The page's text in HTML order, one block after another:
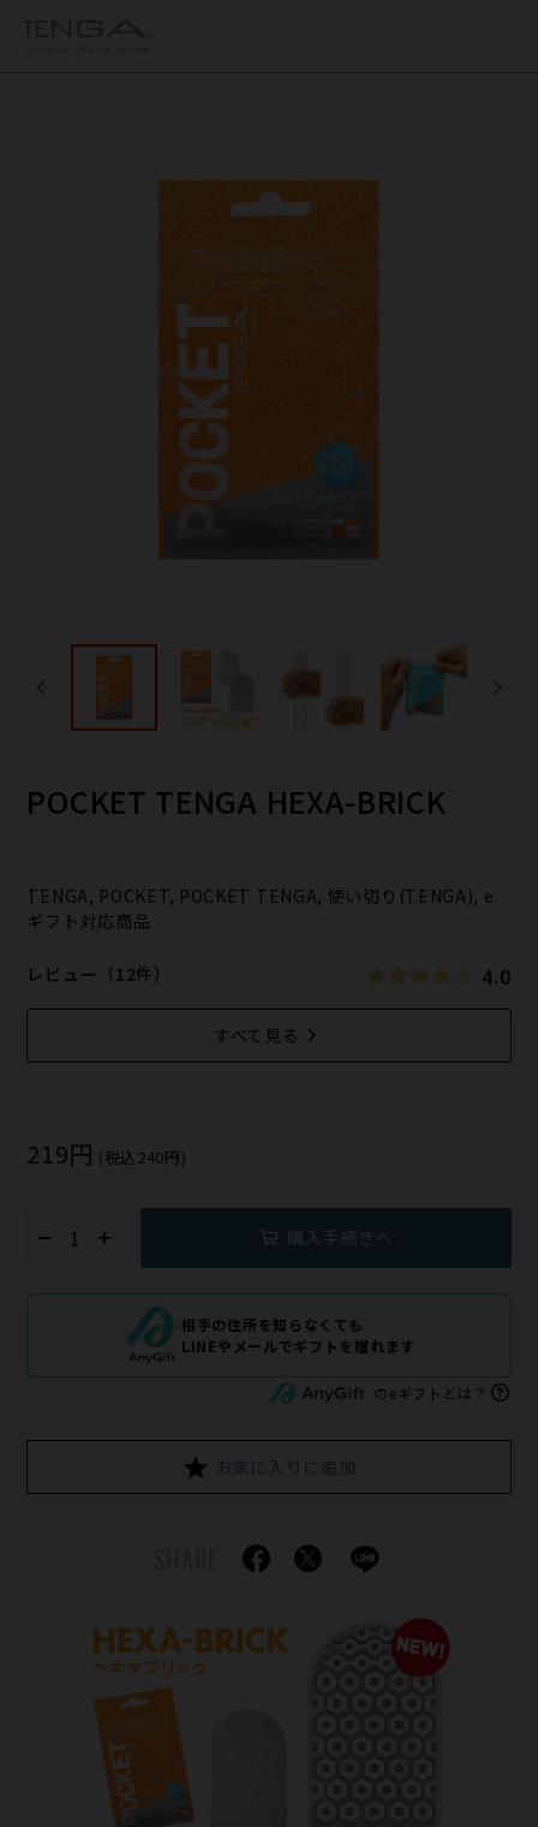
POCKET TENGA HEXA-BRICK
TENGA, POCKET, POCKET TENGA, 使い切り(TENGA), e
ギフト対応商品
レビュー（12件） 4.0
すべて見る
219円 (税込240円)
購入手続きへ
相手の住所を知らなくても
LINEやメールでギフトを贈れます
のeギフトとは？
お気に入りに追加